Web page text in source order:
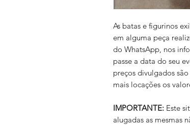
As batas e figurinos
em alguma peça
do WhatsApp, nos
passe a data do seu
preços divulgados
mais locações os
IMPORTANTE: Este
alugadas as mesmas